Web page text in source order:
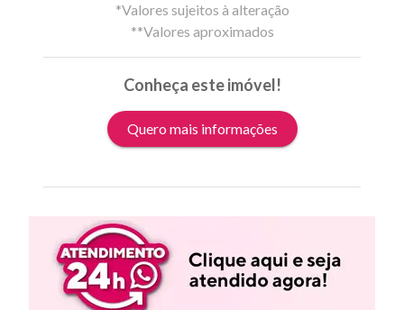
*Valores sujeitos à alteração
**Valores aproximados
Conheça este imóvel!
Quero mais informações